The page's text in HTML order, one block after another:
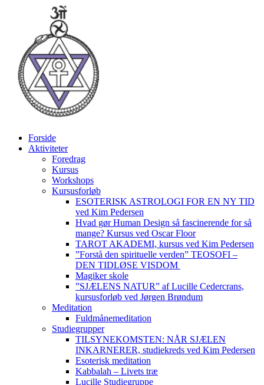
Forside
Aktiviteter
Foredrag
Kursus
Workshops
Kursusforløb
ESOTERISK ASTROLOGI FOR EN NY TID
ved Kim Pedersen
Hvad gør Human Design så fascinerende for så
mange? Kursus ved Oscar Floor
TAROT AKADEMI, kursus ved Kim Pedersen
”Forstå den spirituelle verden” TEOSOFI –
DEN TIDLØSE VISDOM
Magiker skole
”SJÆLENS NATUR” af Lucille Cedercrans,
kursusforløb ved Jørgen Brøndum
Meditation
Fuldmånemeditation
Studiegrupper
TILSYNEKOMSTEN: NÅR SJÆLEN
INKARNERER, studiekreds ved Kim Pedersen
Esoterisk meditation
Kabbalah – Livets træ
Lucille Studiegruppe